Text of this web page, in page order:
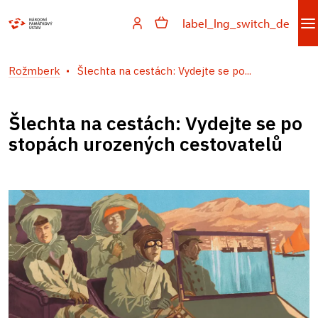
label_lng_switch_de
Rožmberk Šlechta na cestách: Vydejte se po...
Šlechta na cestách: Vydejte se po
stopách urozených cestovatelů